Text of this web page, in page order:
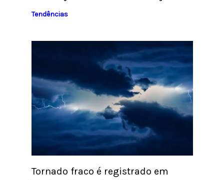
Tendências
Tornado fraco é registrado em